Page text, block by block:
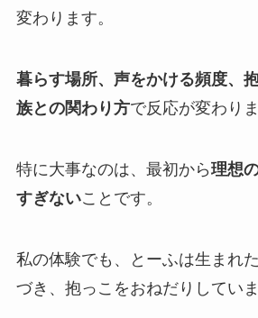
変わります。
暮らす場所、声をかける頻度、
族との関わり方で反応が変わりま
特に大事なのは、最初から理想
すぎないことです。
私の体験でも、とーふは生まれ
づき、抱っこをおねだりしていま